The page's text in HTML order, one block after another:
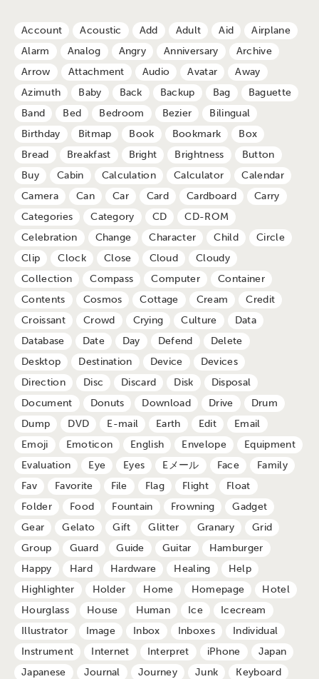
Account Acoustic Add Adult Aid
Airplane
Alarm
Analog Angry Anniversary
Archive
Arrow
Attachment Audio Avatar
Away
Azimuth
Baby Back Backup Bag
Baguette
Band
Bed Bedroom Bezier
Bilingual
Birthday
Bitmap Book Bookmark
Box
Bread
Breakfast Bright Brightness
Button
Buy
Cabin Calculation Calculator
Calendar
Camera
Can Car Card Cardboard
Carry
Categories
Category CD
CD-ROM
Celebration
Change Character Child
Circle
Clip
Clock Close Cloud
Cloudy
Collection
Compass Computer
Container
Contents
Cosmos Cottage Cream
Credit
Croissant
Crowd Crying Culture
Data
Database
Date Day Defend
Delete
Desktop
Destination Device
Devices
Direction
Disc Discard Disk
Disposal
Document
Donuts Download Drive
Drum
Dump
DVD E-mail Earth Edit
Email
Emoji
Emoticon English Envelope
Equipment
Evaluation
Eye Eyes Eメール Face
Family
Fav
Favorite File Flag Flight
Float
Folder
Food Fountain Frowning
Gadget
Gear
Gelato Gift Glitter Granary
Grid
Group
Guard Guide Guitar
Hamburger
Happy
Hard Hardware Healing
Help
Highlighter
Holder Home Homepage
Hotel
Hourglass
House Human Ice
Icecream
Illustrator
Image Inbox Inboxes
Individual
Instrument
Internet Interpret iPhone
Japan
Japanese
Journal Journey Junk
Keyboard